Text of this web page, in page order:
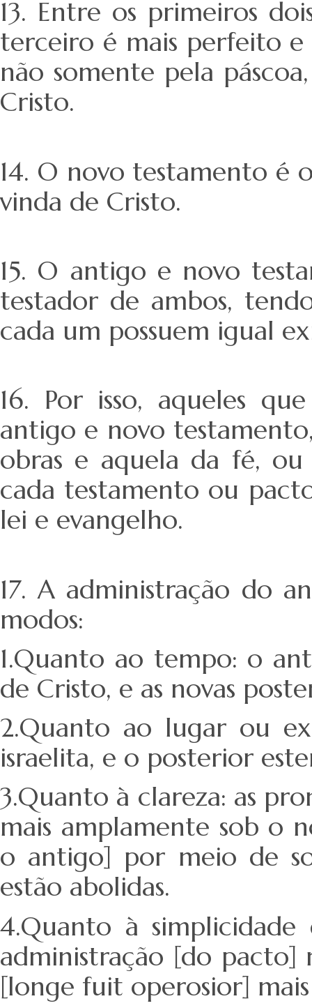
13. Entre os primeiros
terceiro é mais perfeito
não somente pela
Cristo.
14. O novo testamento é
vinda de Cristo.
15. O antigo e novo
testador de ambos,
cada um possuem igual
16. Por isso, aqueles
antigo e novo
obras e aquela da fé,
cada testamento ou
lei e evangelho.
17. A administração do
modos:
1.Quanto ao tempo: o
de Cristo, e as novas
2.Quanto ao lugar ou
israelita, e o posterior
3.Quanto à clareza: as
mais amplamente sob o
o antigo] por meio de
estão abolidas.
4.Quanto à
administração [do pacto]
[longe fuit operosior]